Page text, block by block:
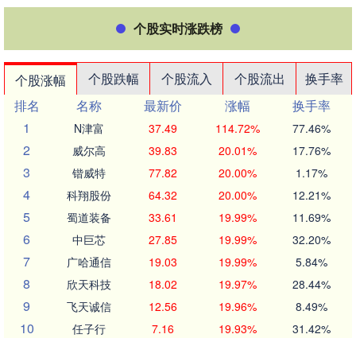
个股实时涨跌榜
个股涨幅 个股跌幅 个股流入 个股流出
换手率
排名
名称 最新价 涨幅
换手率
1
N津富 37.49 114.72% 77.46%
2 威尔高 39.83 20.01% 17.76%
3 锴威特 77.82 20.00% 1.17%
4 科翔股份 64.32 20.00% 12.21%
5 蜀道装备 33.61 19.99% 11.69%
6 中巨芯 27.85 19.99% 32.20%
7 广哈通信 19.03 19.99% 5.84%
8 欣天科技 18.02 19.97% 28.44%
9 飞天诚信 12.56 19.96% 8.49%
10 任子行 7.16 19.93% 31.42%